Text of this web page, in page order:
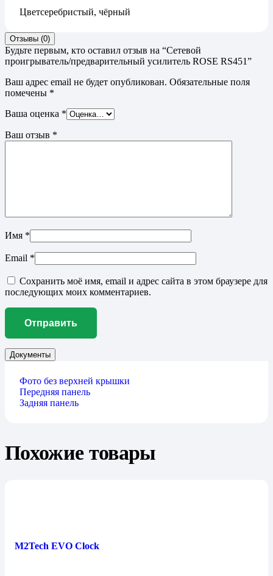
Цветсеребристый, чёрный
Отзывы (0)
Будьте первым, кто оставил отзыв на “Сетевой
проигрыватель/предварительный усилитель ROSE RS451”
Ваш адрес email не будет опубликован. Обязательные поля
помечены *
Ваша оценка *
Ваш отзыв *
Имя *
Email *
Сохранить моё имя, email и адрес сайта в этом браузере для
последующих моих комментариев.
Документы
Фото без верхней крышки
Передняя панель
Задняя панель
Похожие товары
M2Tech EVO Clock